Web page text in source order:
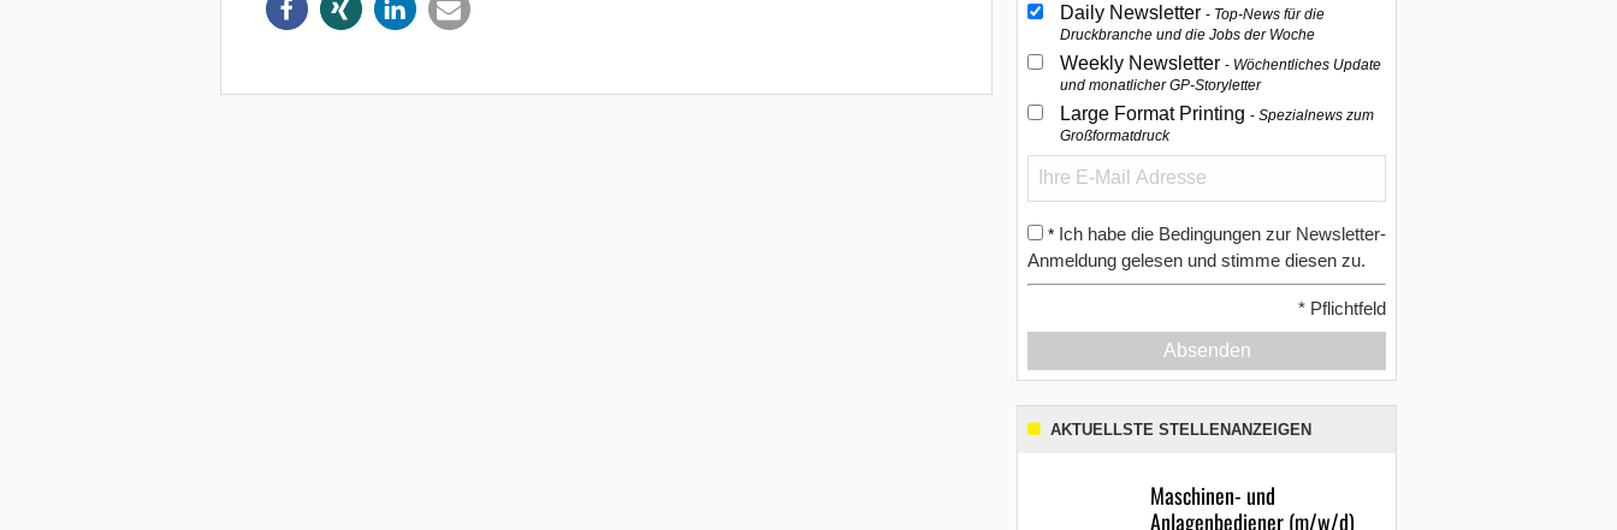
Daily Newsletter Top-News für die
Druckbranche und die Jobs der Woche
Weekly Newsletter Wöchentliches Update
und monatlicher GP-Storyletter
Large Format Printing Spezialnews zum
Großformatdruck
* Ich habe die Bedingungen zur Newsletter-
Anmeldung gelesen und stimme diesen zu.
* Pflichtfeld
Absenden
AKTUELLSTE STELLENANZEIGEN
Maschinen- und
Anlagenbediener (m/w/d)